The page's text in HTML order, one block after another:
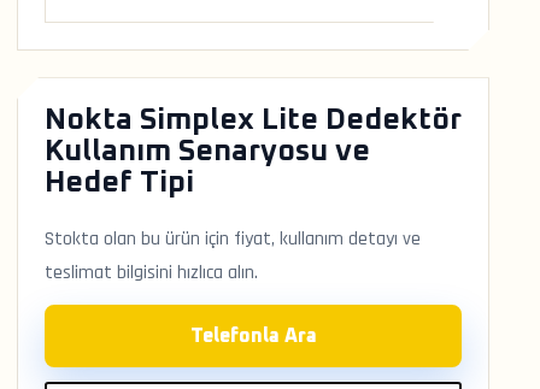
Nokta Simplex Lite Dedektör
Kullanım Senaryosu ve
Hedef Tipi
Stokta olan bu ürün için fiyat, kullanım detayı ve
teslimat bilgisini hızlıca alın.
Telefonla Ara